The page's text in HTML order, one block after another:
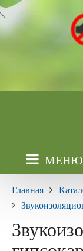
МЕНЮ
Главная